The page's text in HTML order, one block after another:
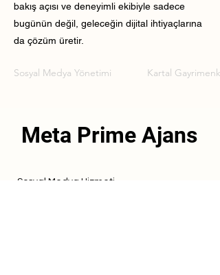
bakış açısı ve deneyimli ekibiyle sadece
bugünün değil, geleceğin dijital ihtiyaçlarına
da çözüm üretir.
Sosyal Medya Yönetimi Kartal
Meta Prime Ajans
Sosyal Medya Hizmeti